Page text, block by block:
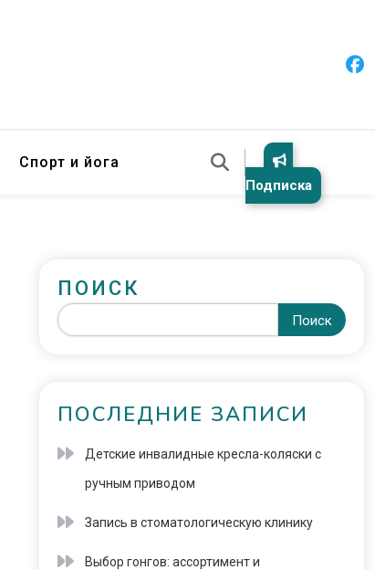
Спорт и йога
Подписка
ПОИСК
Поиск
ПОСЛЕДНИЕ ЗАПИСИ
Детские инвалидные кресла-коляски с
ручным приводом
Запись в стоматологическую клинику
Выбор гонгов: ассортимент и